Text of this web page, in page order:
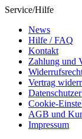
Service/Hilfe
News
Hilfe / FAQ
Kontakt
Zahlung und
Vertrag
Cookie-
AGB und
Impressum